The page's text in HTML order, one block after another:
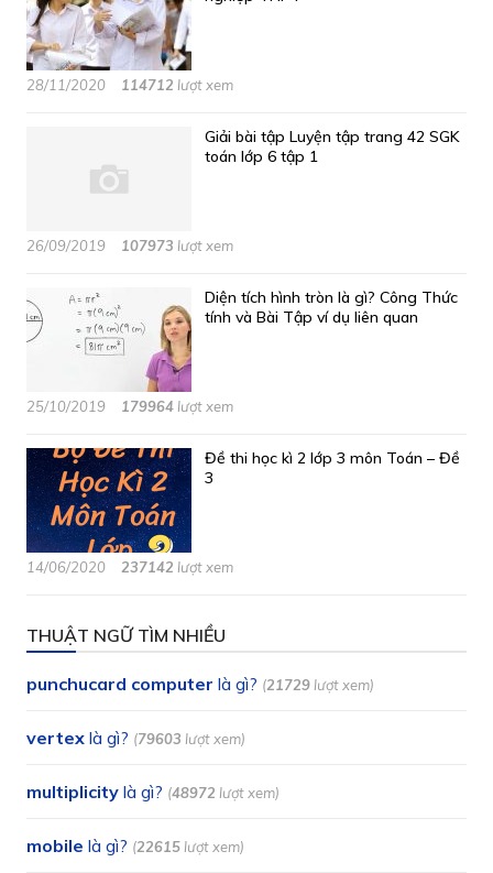
28/11/2020 114712 lượt xem
Giải bài tập Luyện tập trang 42 SGK
toán lớp 6 tập 1
26/09/2019 107973 lượt xem
Diện tích hình tròn là gì? Công Thức
tính và Bài Tập ví dụ liên quan
25/10/2019 179964 lượt xem
Đề thi học kì 2 lớp 3 môn Toán – Đề
3
14/06/2020 237142 lượt xem
THUẬT NGỮ TÌM NHIỀU
punchucard computer là gì? (21729 lượt xem)
vertex là gì? (79603 lượt xem)
multiplicity là gì? (48972 lượt xem)
mobile là gì? (22615 lượt xem)